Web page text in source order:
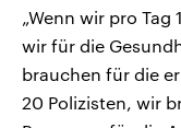
„Wenn wir pro
wir für die
brauchen für die
20 Polizisten, wir